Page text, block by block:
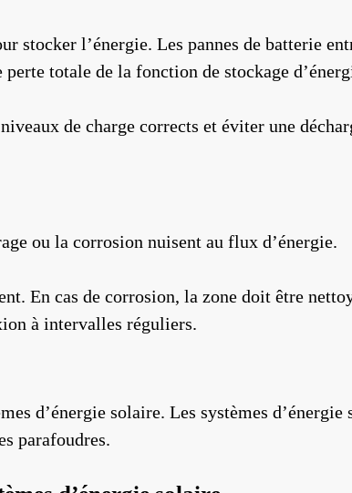
stocker l’énergie. Les pannes de batterie
perte totale de la fonction de stockage
de charge corrects et éviter une
ou la corrosion nuisent au flux d’énergie.
En cas de corrosion, la zone doit être
à intervalles réguliers.
d’énergie solaire. Les systèmes
parafoudres.